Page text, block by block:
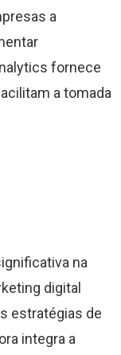
a
fornece
a tomada
na
digital
estratégias de
integra a